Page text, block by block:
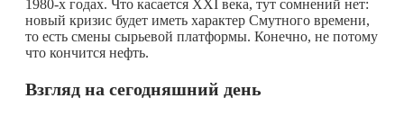
1980-х годах. Что касается XXI века, тут сомнений нет:
новый кризис будет иметь характер Смутного времени,
то есть смены сырьевой платформы. Конечно, не потому
что кончится нефть.
Взгляд на сегодняшний день